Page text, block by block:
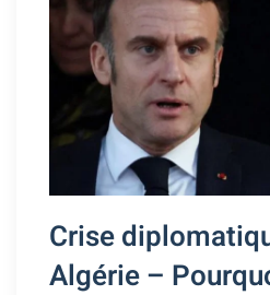
Crise
Algérie –